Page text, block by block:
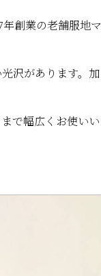
創業の老舗服地マ
沢があります。加
で幅広くお使いい